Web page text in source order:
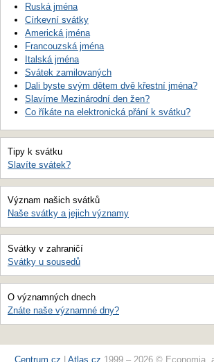
Ruská jména
Církevní svátky
Americká jména
Francouzská jména
Italská jména
Svátek zamilovaných
Dali byste svým dětem dvě křestní jména?
Slavíme Mezinárodní den žen?
Co říkáte na elektronická přání k svátku?
Tipy k svátku
Slavíte svátek?
Význam našich svátků
Naše svátky a jejich významy
Svátky v zahraničí
Svátky u sousedů
O významných dnech
Znáte naše významné dny?
Centrum.cz Atlas.cz 1999 – 2026 © Economia,